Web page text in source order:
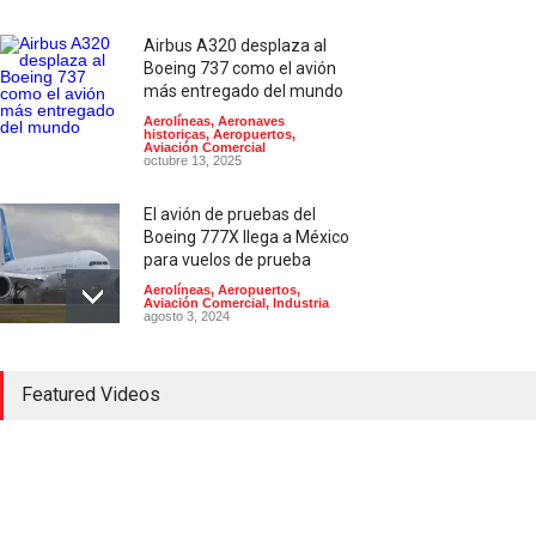
Airbus A320 desplaza al
Boeing 737 como el avión
más entregado del mundo
Aerolíneas, Aeronaves
historicas, Aeropuertos,
Aviación Comercial
octubre 13, 2025
El avión de pruebas del
Boeing 777X llega a México
para vuelos de prueba
Aerolíneas, Aeropuertos,
Aviación Comercial, Industria
agosto 3, 2024
supersónico que venía a
Featured Videos